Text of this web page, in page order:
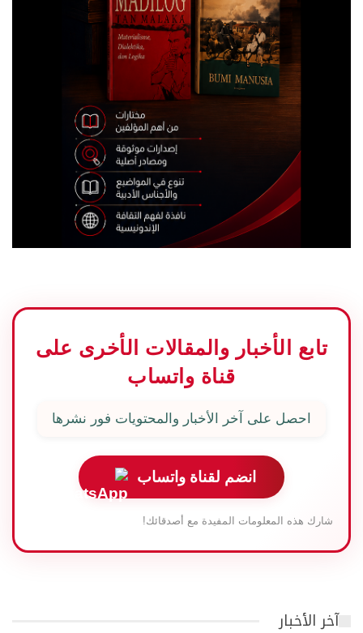
تابع الأخبار والمقالات الأخرى على
قناة واتساب
احصل على آخر الأخبار والمحتويات فور نشرها
انضم لقناة واتساب
شارك هذه المعلومات المفيدة مع أصدقائك!
آخر الأخبار